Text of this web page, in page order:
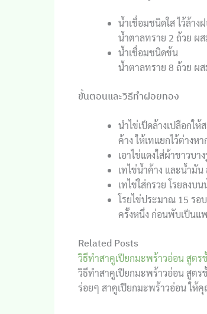
น้ำเชื่อมชนิดใส ไว้ล้าง
น้ำตาลทราย 2 ถ้วย ผ
น้ำเชื่อมชนิดข้น
น้ำตาลทราย 8 ถ้วย ผ
ขั้นตอนและวิธีทำฝอยทอง
นำไข่เป็ดล้างเปลือกใ
ค้าง ให้เทแยกไว้ต่างหา
เอาไข่แดงใส่ผ้าขาวบา
เทไข่น้ำค้าง และน้ำมัน
เทไข่ใส่กรวย โรยลงบ
โรยไข่ประมาณ 15 รอ
ครั้งหนึ่ง ก่อนพับเป็นแ
Related Posts
วิธีทำสาคูเปียกมะพร้าวอ่อน สูต
วิธีทำสาคูเปียกมะพร้าวอ่อน สูต
ร่อยๆ สาคูเปียกมะพร้าวอ่อน ให้